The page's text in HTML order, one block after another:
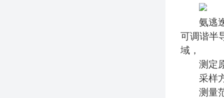
氨逃
可调谐半
域，
测定
采样
测量